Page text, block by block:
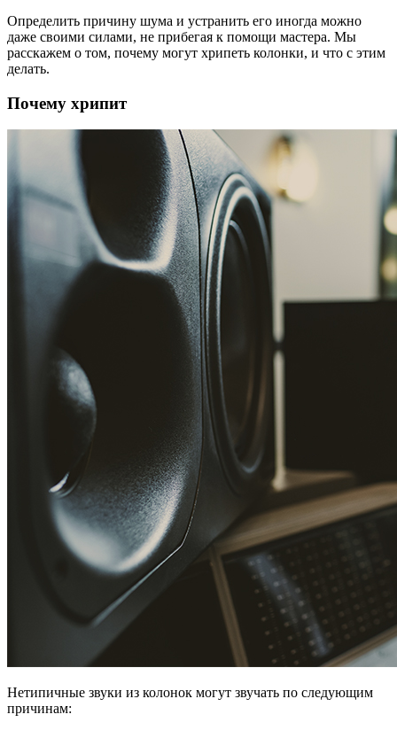
Определить причину шума и устранить его иногда можно
даже своими силами, не прибегая к помощи мастера. Мы
расскажем о том, почему могут хрипеть колонки, и что с этим
делать.
Почему хрипит
Нетипичные звуки из колонок могут звучать по следующим
причинам: